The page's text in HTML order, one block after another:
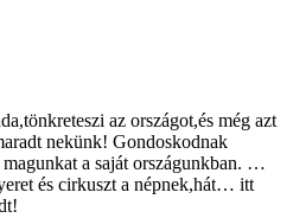
az országot,és még azt
nekünk! Gondoskodnak
a saját országunkban. …
és cirkuszt a népnek,hát… itt